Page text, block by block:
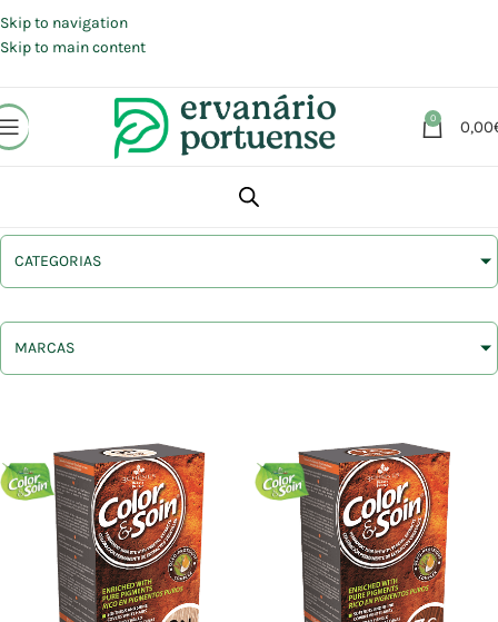
Skip to navigation
Skip to main content
0 0,00
CATEGORIAS
MARCAS